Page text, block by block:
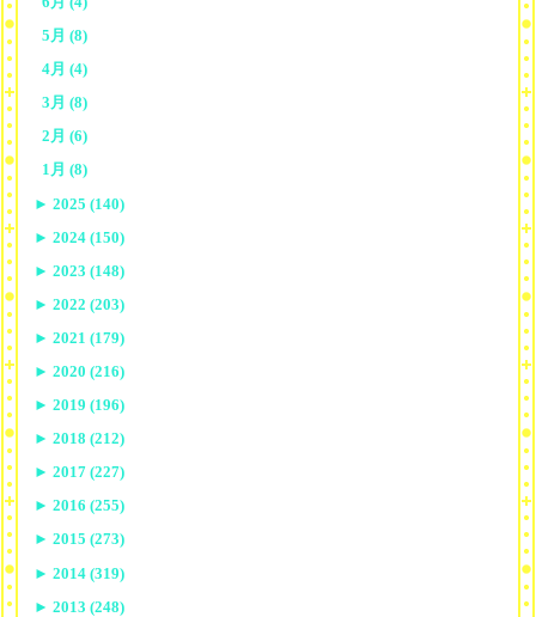
5月 (8)
4月 (4)
3月 (8)
2月 (6)
1月 (8)
► 2025 (140)
► 2024 (150)
► 2023 (148)
► 2022 (203)
► 2021 (179)
► 2020 (216)
► 2019 (196)
► 2018 (212)
► 2017 (227)
► 2016 (255)
► 2015 (273)
► 2014 (319)
► 2013 (248)